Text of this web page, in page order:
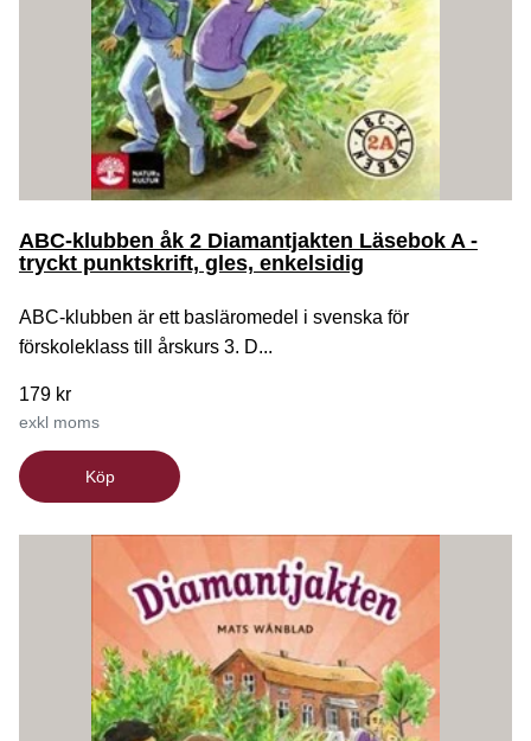
ABC-klubben åk 2 Diamantjakten Läsebok A -
tryckt punktskrift, gles, enkelsidig
ABC-klubben är ett basläromedel i svenska för
förskoleklass till årskurs 3. D...
179 kr
exkl moms
Köp